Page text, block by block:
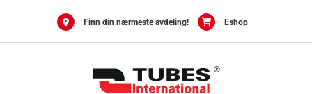
Finn din nærmeste avdeling! Eshop